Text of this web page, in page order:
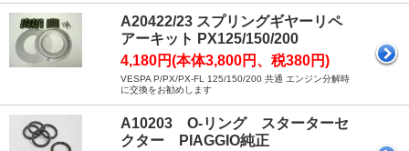
A20422/23 スプリングギヤーリペ
アーキット PX125/150/200
4,180円(本体3,800円、税380円)
VESPA P/PX/PX-FL 125/150/200 共通 エンジン分解時
に交換をお勧めします
A10203 O-リング スターターセ
クター PIAGGIO純正